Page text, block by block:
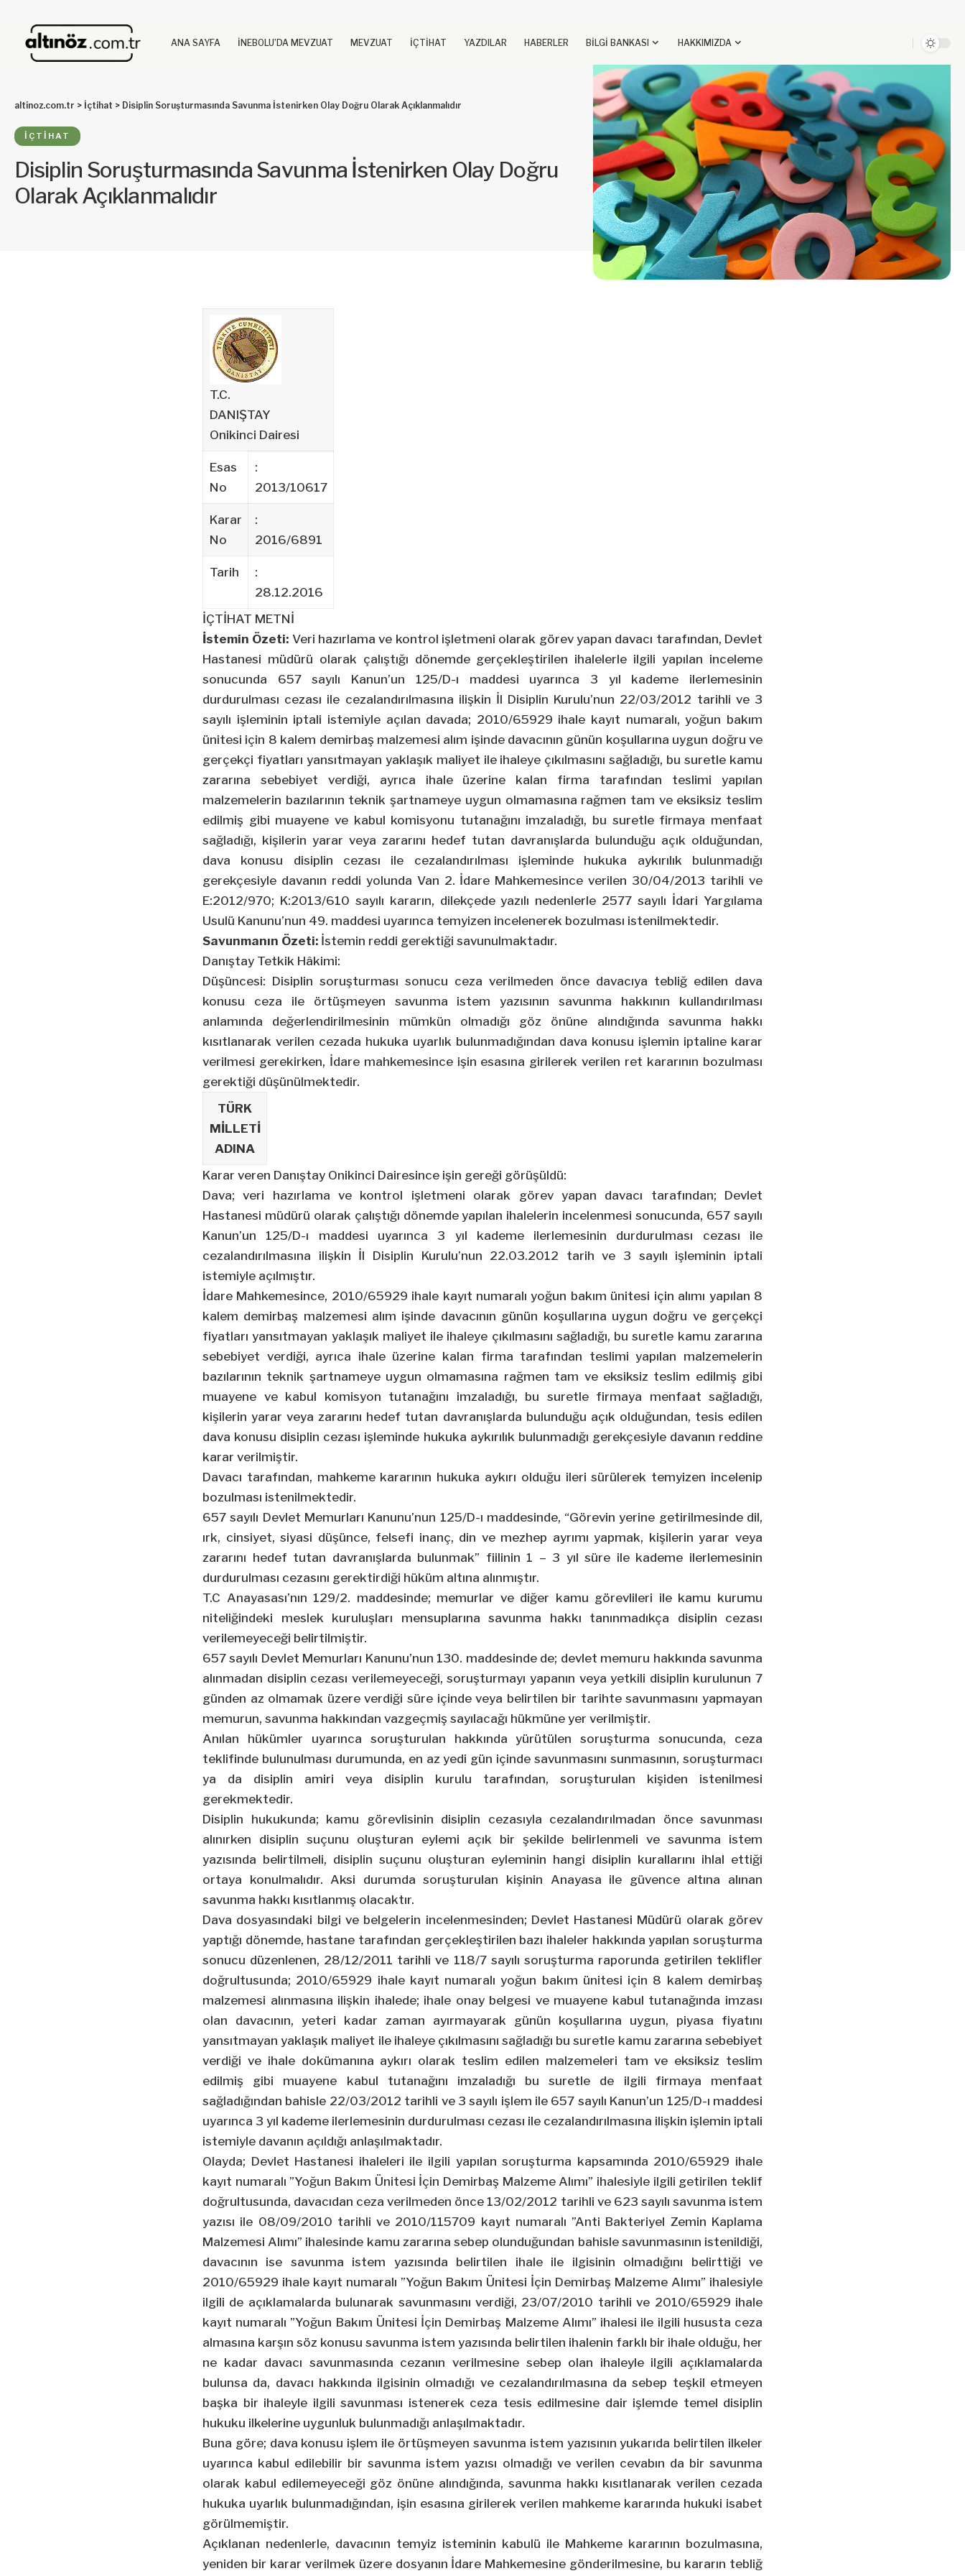
ANA SAYFA İNEBOLU’DA MEVZUAT MEVZUAT İÇTİHAT YAZDILAR HABERLER BİLGİ BANKASI HAKKIMIZDA
altinoz.com.tr > İçtihat > Disiplin Soruşturmasında Savunma İstenirken Olay Doğru Olarak Açıklanmalıdır
İÇTIHAT
Disiplin Soruşturmasında Savunma İstenirken Olay Doğru
Olarak Açıklanmalıdır
T.C.
DANIŞTAY
Onikinci Dairesi
Esas
No
:
2013/10617
Karar
No
:
2016/6891
Tarih
:
28.12.2016
İÇTİHAT METNİ
İstemin Özeti: Veri hazırlama ve kontrol işletmeni olarak görev yapan davacı tarafından, Devlet
Hastanesi müdürü olarak çalıştığı dönemde gerçekleştirilen ihalelerle ilgili yapılan inceleme
sonucunda 657 sayılı Kanun’un 125/D-ı maddesi uyarınca 3 yıl kademe ilerlemesinin
durdurulması cezası ile cezalandırılmasına ilişkin İl Disiplin Kurulu’nun 22/03/2012 tarihli ve 3
sayılı işleminin iptali istemiyle açılan davada; 2010/65929 ihale kayıt numaralı, yoğun bakım
ünitesi için 8 kalem demirbaş malzemesi alım işinde davacının günün koşullarına uygun doğru ve
gerçekçi fiyatları yansıtmayan yaklaşık maliyet ile ihaleye çıkılmasını sağladığı, bu suretle kamu
zararına sebebiyet verdiği, ayrıca ihale üzerine kalan firma tarafından teslimi yapılan
malzemelerin bazılarının teknik şartnameye uygun olmamasına rağmen tam ve eksiksiz teslim
edilmiş gibi muayene ve kabul komisyonu tutanağını imzaladığı, bu suretle firmaya menfaat
sağladığı, kişilerin yarar veya zararını hedef tutan davranışlarda bulunduğu açık olduğundan,
dava konusu disiplin cezası ile cezalandırılması işleminde hukuka aykırılık bulunmadığı
gerekçesiyle davanın reddi yolunda Van 2. İdare Mahkemesince verilen 30/04/2013 tarihli ve
E:2012/970; K:2013/610 sayılı kararın, dilekçede yazılı nedenlerle 2577 sayılı İdari Yargılama
Usulü Kanunu’nun 49. maddesi uyarınca temyizen incelenerek bozulması istenilmektedir.
Savunmanın Özeti: İstemin reddi gerektiği savunulmaktadır.
Danıştay Tetkik Hâkimi:
Düşüncesi: Disiplin soruşturması sonucu ceza verilmeden önce davacıya tebliğ edilen dava
konusu ceza ile örtüşmeyen savunma istem yazısının savunma hakkının kullandırılması
anlamında değerlendirilmesinin mümkün olmadığı göz önüne alındığında savunma hakkı
kısıtlanarak verilen cezada hukuka uyarlık bulunmadığından dava konusu işlemin iptaline karar
verilmesi gerekirken, İdare mahkemesince işin esasına girilerek verilen ret kararının bozulması
gerektiği düşünülmektedir.
TÜRK
MİLLETİ
ADINA
Karar veren Danıştay Onikinci Dairesince işin gereği görüşüldü:
Dava; veri hazırlama ve kontrol işletmeni olarak görev yapan davacı tarafından; Devlet
Hastanesi müdürü olarak çalıştığı dönemde yapılan ihalelerin incelenmesi sonucunda, 657 sayılı
Kanun’un 125/D-ı maddesi uyarınca 3 yıl kademe ilerlemesinin durdurulması cezası ile
cezalandırılmasına ilişkin İl Disiplin Kurulu’nun 22.03.2012 tarih ve 3 sayılı işleminin iptali
istemiyle açılmıştır.
İdare Mahkemesince, 2010/65929 ihale kayıt numaralı yoğun bakım ünitesi için alımı yapılan 8
kalem demirbaş malzemesi alım işinde davacının günün koşullarına uygun doğru ve gerçekçi
fiyatları yansıtmayan yaklaşık maliyet ile ihaleye çıkılmasını sağladığı, bu suretle kamu zararına
sebebiyet verdiği, ayrıca ihale üzerine kalan firma tarafından teslimi yapılan malzemelerin
bazılarının teknik şartnameye uygun olmamasına rağmen tam ve eksiksiz teslim edilmiş gibi
muayene ve kabul komisyon tutanağını imzaladığı, bu suretle firmaya menfaat sağladığı,
kişilerin yarar veya zararını hedef tutan davranışlarda bulunduğu açık olduğundan, tesis edilen
dava konusu disiplin cezası işleminde hukuka aykırılık bulunmadığı gerekçesiyle davanın reddine
karar verilmiştir.
Davacı tarafından, mahkeme kararının hukuka aykırı olduğu ileri sürülerek temyizen incelenip
bozulması istenilmektedir.
657 sayılı Devlet Memurları Kanunu’nun 125/D-ı maddesinde, “Görevin yerine getirilmesinde dil,
ırk, cinsiyet, siyasi düşünce, felsefi inanç, din ve mezhep ayrımı yapmak, kişilerin yarar veya
zararını hedef tutan davranışlarda bulunmak” fiilinin 1 – 3 yıl süre ile kademe ilerlemesinin
durdurulması cezasını gerektirdiği hüküm altına alınmıştır.
T.C Anayasası’nın 129/2. maddesinde; memurlar ve diğer kamu görevlileri ile kamu kurumu
niteliğindeki meslek kuruluşları mensuplarına savunma hakkı tanınmadıkça disiplin cezası
verilemeyeceği belirtilmiştir.
657 sayılı Devlet Memurları Kanunu’nun 130. maddesinde de; devlet memuru hakkında savunma
alınmadan disiplin cezası verilemeyeceği, soruşturmayı yapanın veya yetkili disiplin kurulunun 7
günden az olmamak üzere verdiği süre içinde veya belirtilen bir tarihte savunmasını yapmayan
memurun, savunma hakkından vazgeçmiş sayılacağı hükmüne yer verilmiştir.
Anılan hükümler uyarınca soruşturulan hakkında yürütülen soruşturma sonucunda, ceza
teklifinde bulunulması durumunda, en az yedi gün içinde savunmasını sunmasının, soruşturmacı
ya da disiplin amiri veya disiplin kurulu tarafından, soruşturulan kişiden istenilmesi
gerekmektedir.
Disiplin hukukunda; kamu görevlisinin disiplin cezasıyla cezalandırılmadan önce savunması
alınırken disiplin suçunu oluşturan eylemi açık bir şekilde belirlenmeli ve savunma istem
yazısında belirtilmeli, disiplin suçunu oluşturan eyleminin hangi disiplin kurallarını ihlal ettiği
ortaya konulmalıdır. Aksi durumda soruşturulan kişinin Anayasa ile güvence altına alınan
savunma hakkı kısıtlanmış olacaktır.
Dava dosyasındaki bilgi ve belgelerin incelenmesinden; Devlet Hastanesi Müdürü olarak görev
yaptığı dönemde, hastane tarafından gerçekleştirilen bazı ihaleler hakkında yapılan soruşturma
sonucu düzenlenen, 28/12/2011 tarihli ve 118/7 sayılı soruşturma raporunda getirilen teklifler
doğrultusunda; 2010/65929 ihale kayıt numaralı yoğun bakım ünitesi için 8 kalem demirbaş
malzemesi alınmasına ilişkin ihalede; ihale onay belgesi ve muayene kabul tutanağında imzası
olan davacının, yeteri kadar zaman ayırmayarak günün koşullarına uygun, piyasa fiyatını
yansıtmayan yaklaşık maliyet ile ihaleye çıkılmasını sağladığı bu suretle kamu zararına sebebiyet
verdiği ve ihale dokümanına aykırı olarak teslim edilen malzemeleri tam ve eksiksiz teslim
edilmiş gibi muayene kabul tutanağını imzaladığı bu suretle de ilgili firmaya menfaat
sağladığından bahisle 22/03/2012 tarihli ve 3 sayılı işlem ile 657 sayılı Kanun’un 125/D-ı maddesi
uyarınca 3 yıl kademe ilerlemesinin durdurulması cezası ile cezalandırılmasına ilişkin işlemin iptali
istemiyle davanın açıldığı anlaşılmaktadır.
Olayda; Devlet Hastanesi ihaleleri ile ilgili yapılan soruşturma kapsamında 2010/65929 ihale
kayıt numaralı ”Yoğun Bakım Ünitesi İçin Demirbaş Malzeme Alımı” ihalesiyle ilgili getirilen teklif
doğrultusunda, davacıdan ceza verilmeden önce 13/02/2012 tarihli ve 623 sayılı savunma istem
yazısı ile 08/09/2010 tarihli ve 2010/115709 kayıt numaralı ”Anti Bakteriyel Zemin Kaplama
Malzemesi Alımı” ihalesinde kamu zararına sebep olunduğundan bahisle savunmasının istenildiği,
davacının ise savunma istem yazısında belirtilen ihale ile ilgisinin olmadığını belirttiği ve
2010/65929 ihale kayıt numaralı ”Yoğun Bakım Ünitesi İçin Demirbaş Malzeme Alımı” ihalesiyle
ilgili de açıklamalarda bulunarak savunmasını verdiği, 23/07/2010 tarihli ve 2010/65929 ihale
kayıt numaralı ”Yoğun Bakım Ünitesi İçin Demirbaş Malzeme Alımı” ihalesi ile ilgili hususta ceza
almasına karşın söz konusu savunma istem yazısında belirtilen ihalenin farklı bir ihale olduğu, her
ne kadar davacı savunmasında cezanın verilmesine sebep olan ihaleyle ilgili açıklamalarda
bulunsa da, davacı hakkında ilgisinin olmadığı ve cezalandırılmasına da sebep teşkil etmeyen
başka bir ihaleyle ilgili savunması istenerek ceza tesis edilmesine dair işlemde temel disiplin
hukuku ilkelerine uygunluk bulunmadığı anlaşılmaktadır.
Buna göre; dava konusu işlem ile örtüşmeyen savunma istem yazısının yukarıda belirtilen ilkeler
uyarınca kabul edilebilir bir savunma istem yazısı olmadığı ve verilen cevabın da bir savunma
olarak kabul edilemeyeceği göz önüne alındığında, savunma hakkı kısıtlanarak verilen cezada
hukuka uyarlık bulunmadığından, işin esasına girilerek verilen mahkeme kararında hukuki isabet
görülmemiştir.
Açıklanan nedenlerle, davacının temyiz isteminin kabulü ile Mahkeme kararının bozulmasına,
yeniden bir karar verilmek üzere dosyanın İdare Mahkemesine gönderilmesine, bu kararın tebliğ